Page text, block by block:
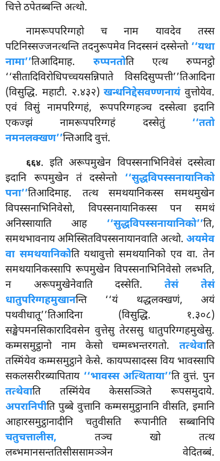
चित्ते ठपेतब्बन्ति अत्थो.
नामरूपपरिग्गहो च नाम यावदेव तस्स
पटिनिस्सज्जनत्थन्ति तदनुरूपमेव निदस्सनं दस्सेन्तो ‘‘यथा
नामा’’तिआदिमाह.रुप्पनतोति एत्थ रुप्पनट्ठो
‘‘सीतादिविरोधिपच्चयसन्निपाते विसदिसुप्पत्ती’’तिआदिना
(विसुद्धि. महाटी. २.४३२)खन्धनिद्देसवण्णनायंवुत्तोयेव.
एवं विसुं नामपरिग्गहं, रूपपरिग्गहञ्च दस्सेत्वा इदानि
एकज्झं नामरूपपरिग्गहं दस्सेतुं ‘‘ततो
नमनलक्खण’’न्तिआदि वुत्तं.
६६४. इति अरूपमुखेन विपस्सनाभिनिवेसं दस्सेत्वा
इदानि रूपमुखेन तं दस्सेन्तो ‘‘सुद्धविपस्सनायानिको
पना’’तिआदिमाह. तत्थ समथयानिकस्स समथमुखेन
विपस्सनाभिनिवेसो, विपस्सनायानिकस्स पन समथं
अनिस्सायाति आह ‘‘सुद्धविपस्सनायानिको’’ति,
समथभावनाय अमिस्सितविपस्सनायानवाति अत्थो. अयमेव
वा समथयानिकोति यथावुत्तो समथयानिको एव वा. तेन
समथयानिकस्सापि रूपमुखेन विपस्सनाभिनिवेसो लब्भति,
न अरूपमुखेनेवाति दस्सेति.तेसं तेसं
धातुपरिग्गहमुखानन्ति ‘‘यं थद्धलक्खणं, अयं
पथवीधातू’’तिआदिना (विसुद्धि. १.३०८)
सङ्खेपमनसिकारादिवसेन वुत्तेसु तेरससु धातुपरिग्गहमुखेसु.
कम्मसमुट्ठानो नाम केसो चम्मब्भन्तरगतो. तत्थेवाति
तस्मिंयेव कम्मसमुट्ठाने केसे. कायप्पसादस्स विय भावस्सापि
सकलसरीरब्यापिताय ‘‘भावस्स अत्थिताया’’ति वुत्तं. पुन
तत्थेवाति तस्मिंयेव केससञ्ञिते रूपसमुदाये.
अपरानिपीति पुब्बे वुत्तानि कम्मसमुट्ठानानि वीसति, इमानि
आहारसमुट्ठानादीनि चतुवीसति रूपानीति सब्बानिपि
चतुचत्तालीस, तञ्चखो तत्थ
लब्भमानसन्ततिसीससामञ्ञेन वेदितब्बं.